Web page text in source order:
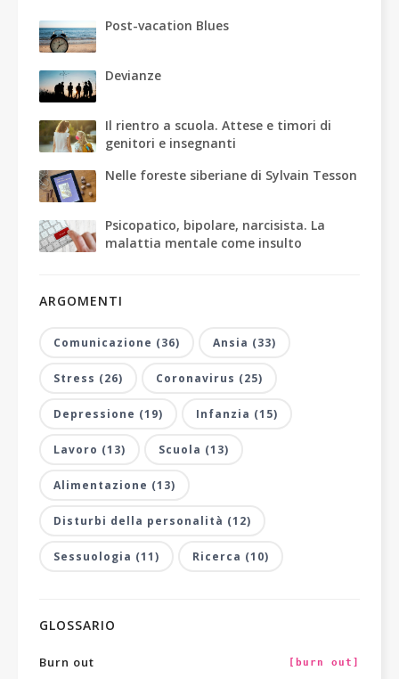
Post-vacation Blues
Devianze
Il rientro a scuola. Attese e timori di
genitori e insegnanti
Nelle foreste siberiane di Sylvain Tesson
Psicopatico, bipolare, narcisista. La
malattia mentale come insulto
ARGOMENTI
Comunicazione (36) Ansia (33)
Stress (26) Coronavirus (25)
Depressione (19) Infanzia (15)
Lavoro (13) Scuola (13)
Alimentazione (13)
Disturbi della personalità (12)
Sessuologia (11) Ricerca (10)
GLOSSARIO
Burn out [burn out]